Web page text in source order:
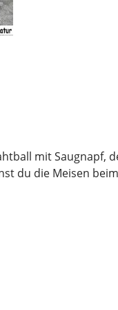
mit Saugnapf,
du die Meisen